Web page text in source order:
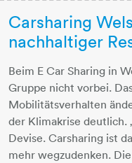
Carsharing
nachhaltiger
Beim E Car Sharing in
Gruppe nicht vorbei.
Mobilitätsverhalten
der Klimakrise deutlich.
Devise. Carsharing ist
mehr wegzudenken.